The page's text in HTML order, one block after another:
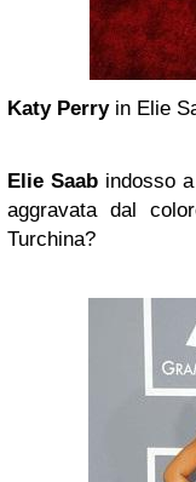
Katy Perryin Elie
Elie Saabindosso a
aggravata dal
Turchina?